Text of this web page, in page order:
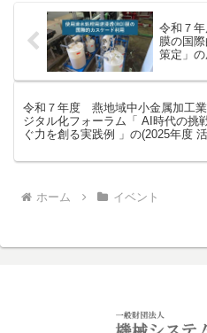
令和７
膜の国
策定」
令和７年度 燕地域中小金属加工
ジタル化フォーラム「 AI時代の
ぐ力を創る実践例 」の(2025年度 活
ホーム イベント